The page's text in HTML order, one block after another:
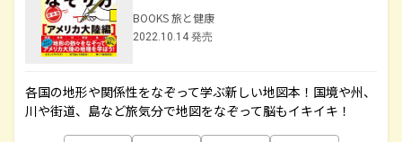
BOOKS 旅と健康
2022.10.14 発売
各国の地形や関係性をなぞって学ぶ新しい地図本！国境や州、
川や街道、島など旅気分で地図をなぞって脳もイキイキ！